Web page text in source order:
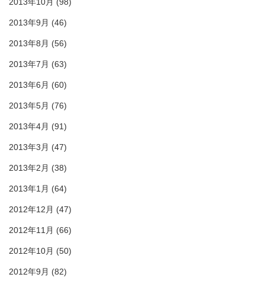
2013年9月 (46)
2013年8月 (56)
2013年7月 (63)
2013年6月 (60)
2013年5月 (76)
2013年4月 (91)
2013年3月 (47)
2013年2月 (38)
2013年1月 (64)
2012年12月 (47)
2012年11月 (66)
2012年10月 (50)
2012年9月 (82)